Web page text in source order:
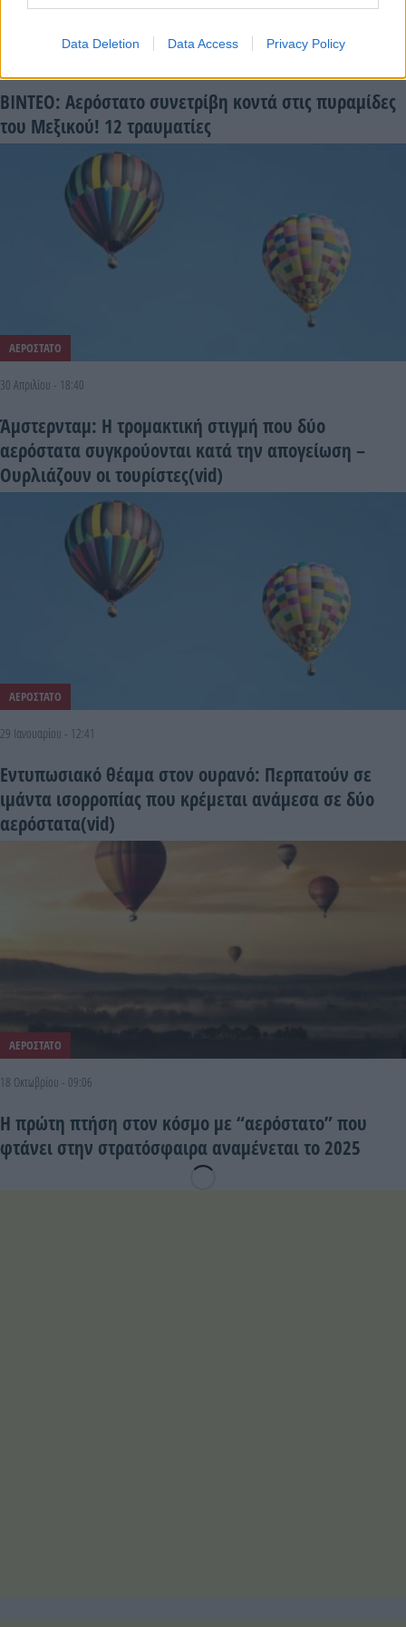
Data Deletion Data Access Privacy Policy
ΒΙΝΤΕΟ: Αερόστατο συνετρίβη κοντά στις πυραμίδες
του Μεξικού! 12 τραυματίες
ΑΕΡΟΣΤΑΤΟ
30 Απριλίου - 18:40
Άμστερνταμ: Η τρομακτική στιγμή που δύο
αερόστατα συγκρούονται κατά την απογείωση –
Ουρλιάζουν οι τουρίστες(vid)
ΑΕΡΟΣΤΑΤΟ
29 Ιανουαρίου - 12:41
Εντυπωσιακό θέαμα στον ουρανό: Περπατούν σε
ιμάντα ισορροπίας που κρέμεται ανάμεσα σε δύο
αερόστατα(vid)
ΑΕΡΟΣΤΑΤΟ
18 Οκτωβρίου - 09:06
Η πρώτη πτήση στον κόσμο με “αερόστατο” που
φτάνει στην στρατόσφαιρα αναμένεται το 2025